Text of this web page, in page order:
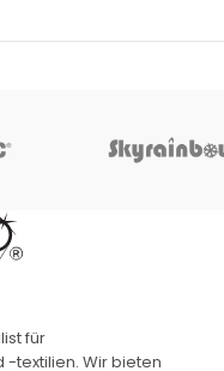
für
textilien. Wir bieten